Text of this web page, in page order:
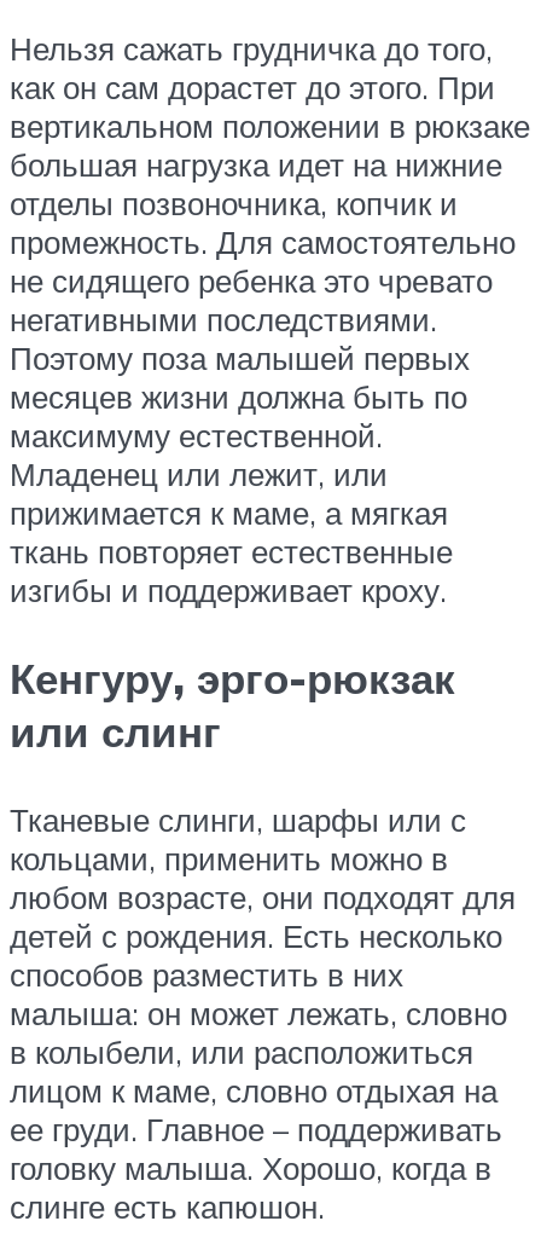
Нельзя сажать грудничка до того,
как он сам дорастет до этого. При
вертикальном положении в рюкзаке
большая нагрузка идет на нижние
отделы позвоночника, копчик и
промежность. Для самостоятельно
не сидящего ребенка это чревато
негативными последствиями.
Поэтому поза малышей первых
месяцев жизни должна быть по
максимуму естественной.
Младенец или лежит, или
прижимается к маме, а мягкая
ткань повторяет естественные
изгибы и поддерживает кроху.
Кенгуру, эрго-рюкзак
или слинг
Тканевые слинги, шарфы или с
кольцами, применить можно в
любом возрасте, они подходят для
детей с рождения. Есть несколько
способов разместить в них
малыша: он может лежать, словно
в колыбели, или расположиться
лицом к маме, словно отдыхая на
ее груди. Главное – поддерживать
головку малыша. Хорошо, когда в
слинге есть капюшон.